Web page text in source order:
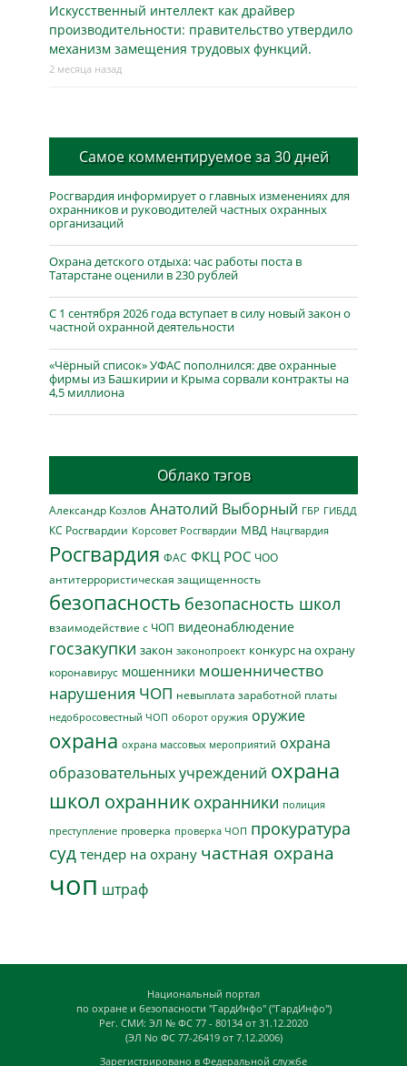
Искусственный интеллект как драйвер
производительности: правительство утвердило
механизм замещения трудовых функций.
2 месяца назад
Самое комментируемое за 30 дней
Росгвардия информирует о главных изменениях для
охранников и руководителей частных охранных
организаций
Охрана детского отдыха: час работы поста в
Татарстане оценили в 230 рублей
С 1 сентября 2026 года вступает в силу новый закон о
частной охранной деятельности
«Чёрный список» УФАС пополнился: две охранные
фирмы из Башкирии и Крыма сорвали контракты на
4,5 миллиона
Облако тэгов
Александр Козлов Анатолий Выборный ГБР ГИБДД
КС Росгвардии Корсовет Росгвардии МВД Нацгвардия
Росгвардия ФАС ФКЦ РОС ЧОО
антитеррористическая защищенность
безопасность безопасность школ
взаимодействие с ЧОП видеонаблюдение
госзакупки закон законопроект конкурс на охрану
коронавирус мошенники мошенничество
нарушения ЧОП невыплата заработной платы
недобросовестный ЧОП оборот оружия оружие
охрана охрана массовых мероприятий охрана
образовательных учреждений охрана
школ охранник охранники полиция
преступление проверка проверка ЧОП прокуратура
суд тендер на охрану частная охрана
чоп штраф
Национальный портал
по охране и безопасности "ГардИнфо" ("ГардИнфо")
Рег. СМИ: ЭЛ № ФС 77 - 80134 от 31.12.2020
(ЭЛ No ФС 77-26419 от 7.12.2006)
Зарегистрировано в Федеральной службе